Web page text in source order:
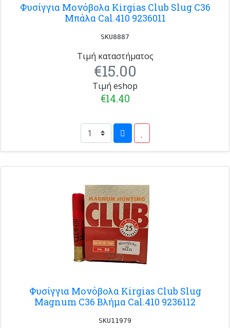
Φυσίγγια Μονόβολα Kirgias Club Slug C36
Μπάλα Cal.410 9236011
SKU8887
Τιμή καταστήματος
€15.00
Τιμή eshop
€14.40
Φυσίγγια Μονόβολα Kirgias Club Slug
Magnum C36 Βλήμα Cal.410 9236112
SKU11979